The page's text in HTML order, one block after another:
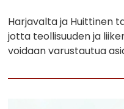
Harjavalta ja Huittinen
jotta teollisuuden ja
voidaan varustautua